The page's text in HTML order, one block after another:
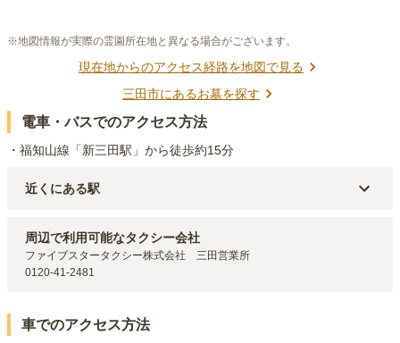
※地図情報が実際の霊園所在地と異なる場合がございます。
現在地からのアクセス経路を地図で見る
三田市にあるお墓を探す
電車・バスでのアクセス方法
・福知山線「新三田駅」から徒歩約15分
近くにある駅
公園都市線
南ウッディタウン駅（2.2km
周辺で利用可能なタクシー会社
ファイブスタータクシー株式会社　三田営業所
0120-41-2481
車でのアクセス方法